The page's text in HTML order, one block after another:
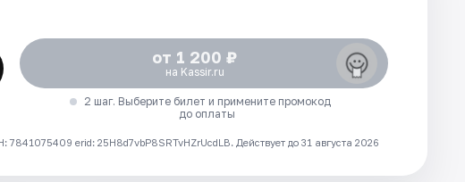
от 1 200 ₽
на Kassir.ru
2 шаг. Выберите билет и примените промокод
до оплаты
erid: 25H8d7vbP8SRTvHZrUcdLB. Действует до 31 августа 2026